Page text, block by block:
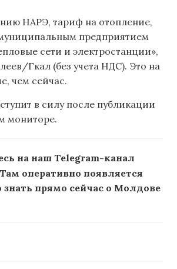
НАРЭ, тариф на отопление,
предприятием
сети и электростанции»,
Гкал (без учета НДС). Это на
чем сейчас.
в силу после публикации
мониторе.
на наш Telegram-канал
оперативно появляется
знать прямо сейчас о Молдове